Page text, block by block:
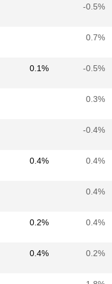
-0.5%
0.7%
0.1% -0.5%
0.3%
-0.4%
0.4% 0.4%
0.4%
0.2% 0.4%
0.4% 0.2%